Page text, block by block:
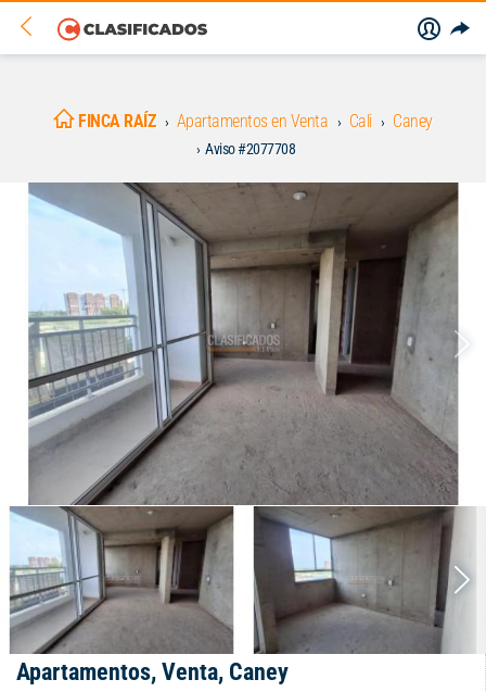
FINCA RAÍZ Apartamentos en Venta Cali Caney
Aviso #2077708
Apartamentos, Venta, Caney